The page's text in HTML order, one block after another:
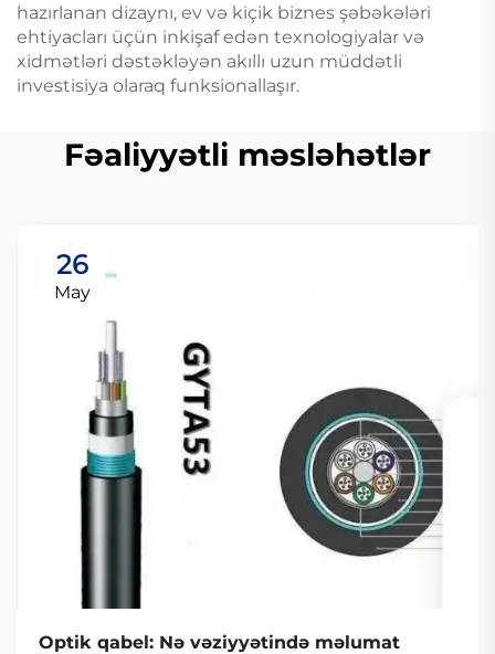
hazırlanan dizaynı, ev və kiçik biznes şəbəkələri
ehtiyacları üçün inkişaf edən texnologiyalar və
xidmətləri dəstəkləyən akıllı uzun müddətli
investisiya olaraq funksionallaşır.
Fəaliyyətli məsləhətlər
26
May
Optik qabel: Nə vəziyyətində məlumat